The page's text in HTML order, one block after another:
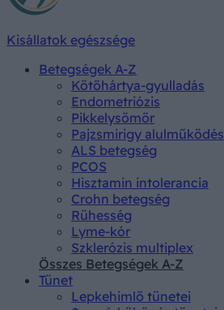
Kisállatok egészsége
Betegségek A-Z
Kötőhártya-gyulladás
Endometriózis
Pikkelysömör
Pajzsmirigy alulműködés
ALS betegség
PCOS
Hisztamin intolerancia
Crohn betegség
Rühesség
Lyme-kór
Szklerózis multiplex
Összes Betegségek A-Z
Tünet
Lepkehimlő tünetei